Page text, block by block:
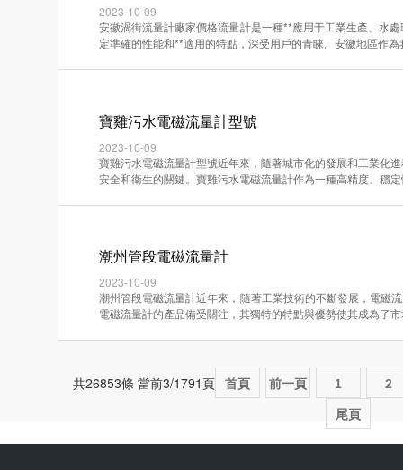
2023-10-09
安徽渦街流量計廠家價格流量計是一種**應用于工業生產、水
定準確的性能和**適用的特點，深受用戶的青睞。安徽地區作為
寶雞污水電磁流量計型號
2023-10-09
寶雞污水電磁流量計型號近年來，隨著城市化的發展和工業化
安全和衛生的關鍵。寶雞污水電磁流量計作為一種高精度、穩定
潮州管段電磁流量計
2023-10-09
潮州管段電磁流量計近年來，隨著工業技術的不斷發展，電磁
電磁流量計的產品備受關注，其獨特的特點與優勢使其成為了市
共26853條 當前3/1791頁 首頁 前一頁 1 2
尾頁